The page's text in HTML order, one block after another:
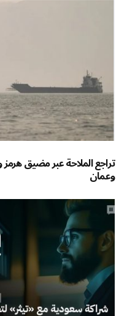
تراجع الملاحة عبر مضيق
وعمان